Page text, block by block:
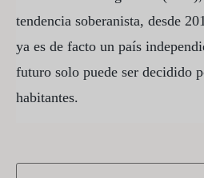
tendencia soberanista, desde
ya es de facto un país
futuro solo puede ser decidido
habitantes.